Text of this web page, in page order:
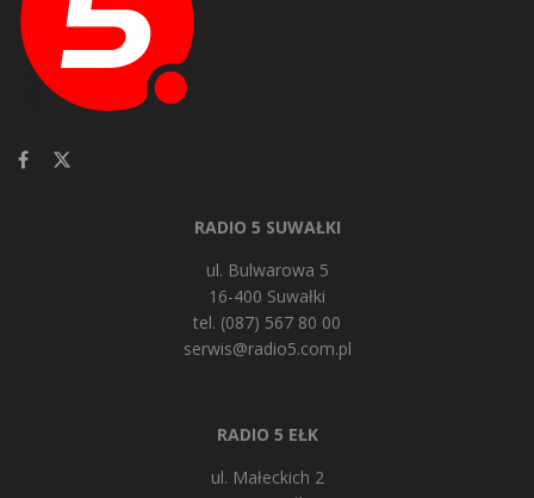
RADIO 5 SUWAŁKI
ul. Bulwarowa 5
16-400 Suwałki
tel. (087) 567 80 00
serwis@radio5.com.pl
RADIO 5 EŁK
ul. Małeckich 2